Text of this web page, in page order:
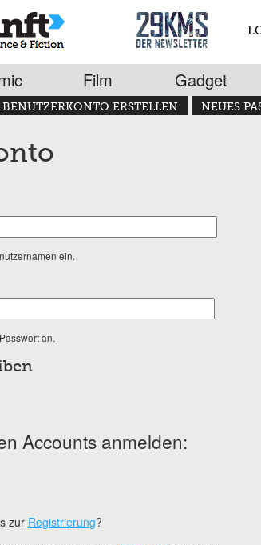
Film Gadget
BENUTZERKONTO ERSTELLEN NEUES
ein.
an.
Accounts anmelden:
zur Registrierung?